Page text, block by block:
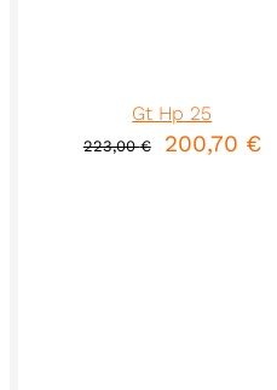
Gt Hp 25
223,00€ 200,70 €